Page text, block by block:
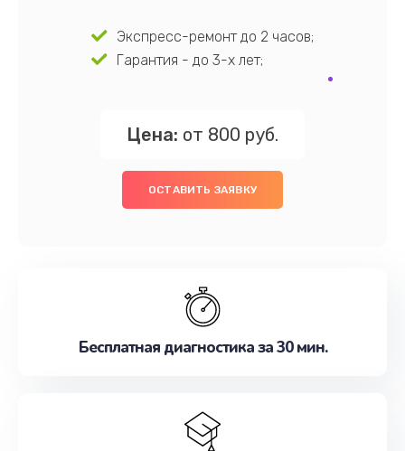
Экспресс-ремонт до 2 часов;
Гарантия - до 3-х лет;
Цена: от 800 руб.
ОСТАВИТЬ ЗАЯВКУ
Бесплатная диагностика за 30 мин.